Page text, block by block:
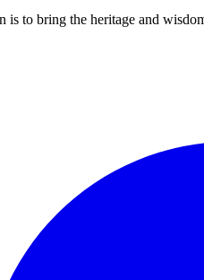
to bring the heritage and